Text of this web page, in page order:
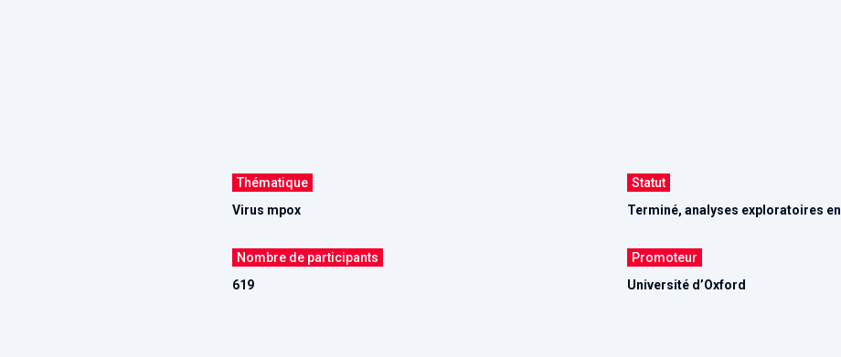
Thématique
Virus mpox
Statut
Terminé, analyses exploratoires
Nombre de participants
619
Promoteur
Université d’Oxford